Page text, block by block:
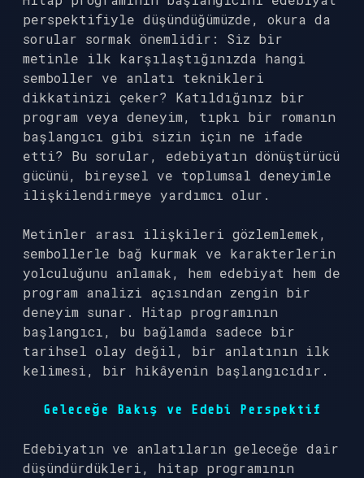
perspektifiyle düşündüğümüzde, okura da
sorular sormak önemlidir: Siz bir
metinle ilk karşılaştığınızda hangi
semboller ve anlatı teknikleri
dikkatinizi çeker? Katıldığınız bir
program veya deneyim, tıpkı bir romanın
başlangıcı gibi sizin için ne ifade
etti? Bu sorular, edebiyatın dönüştürücü
gücünü, bireysel ve toplumsal deneyimle
ilişkilendirmeye yardımcı olur.
Metinler arası ilişkileri gözlemlemek,
sembollerle bağ kurmak ve karakterlerin
yolculuğunu anlamak, hem edebiyat hem de
program analizi açısından zengin bir
deneyim sunar. Hitap programının
başlangıcı, bu bağlamda sadece bir
tarihsel olay değil, bir anlatının ilk
kelimesi, bir hikâyenin başlangıcıdır.
Geleceğe Bakış ve Edebi Perspektif
Edebiyatın ve anlatıların geleceğe dair
düşündürdükleri, hitap programının